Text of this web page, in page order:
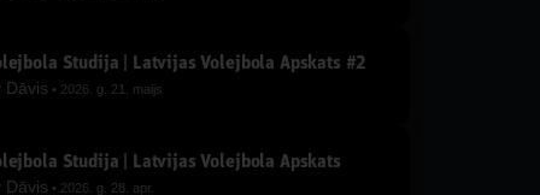
Studija | Latvijas Volejbola Apskats #2
Dāvis 2026. g. 21. maijs
Studija | Latvijas Volejbola Apskats
Dāvis 2026. g. 28. apr.